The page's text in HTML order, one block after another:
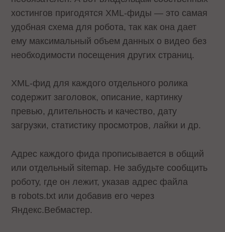
хостингов пригодятся XML-фиды — это самая
удобная схема для робота, так как она дает
ему максимальный объем данных о видео без
необходимости посещения других страниц.
XML-фид для каждого отдельного ролика
содержит заголовок, описание, картинку
превью, длительность и качество, дату
загрузки, статистику просмотров, лайки и др.
Адрес каждого фида прописывается в общий
или отдельный sitemap. Не забудьте сообщить
роботу, где он лежит, указав адрес файла
в robots.txt или добавив его через
Яндекс.Вебмастер.